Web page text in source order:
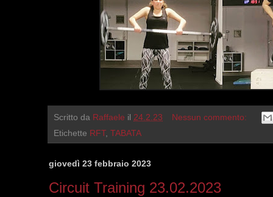
Scritto da Raffaele il 24.2.23
Nessun commento:
Etichette RFT, TABATA
giovedì 23 febbraio 2023
Circuit Training 23.02.2023